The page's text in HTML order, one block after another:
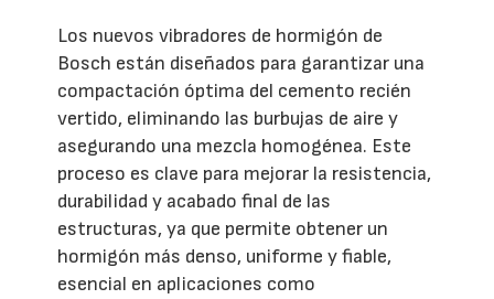
Los nuevos vibradores de hormigón de
Bosch están diseñados para garantizar una
compactación óptima del cemento recién
vertido, eliminando las burbujas de aire y
asegurando una mezcla homogénea. Este
proceso es clave para mejorar la resistencia,
durabilidad y acabado final de las
estructuras, ya que permite obtener un
hormigón más denso, uniforme y fiable,
esencial en aplicaciones como